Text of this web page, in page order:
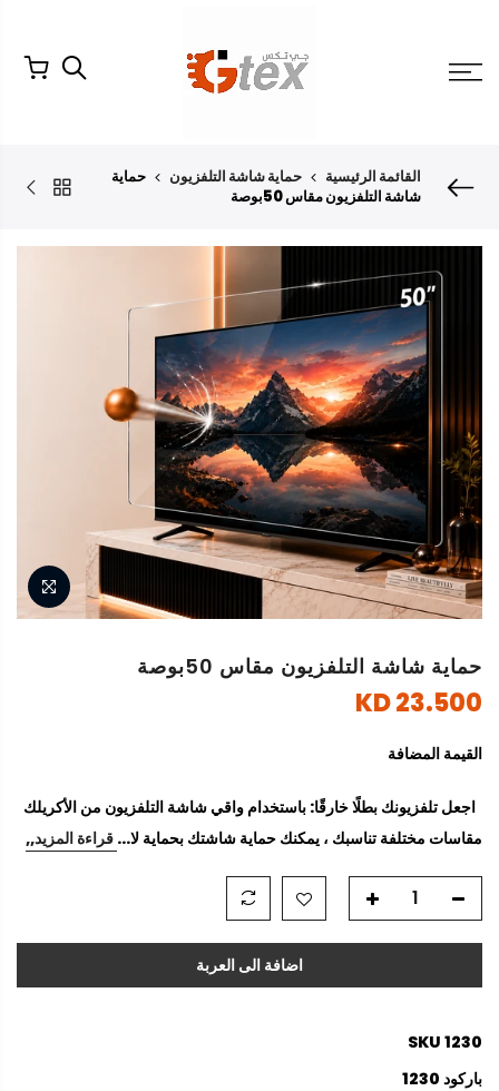
القائمة الرئيسية حماية شاشة التلفزيون
حماية
شاشة التلفزيون مقاس 50بوصة
حماية شاشة التلفزيون مقاس 50بوصة
23.500 KD
القيمة المضافة
اجعل تلفزيونك بطلًا خارقًا: باستخدام واقي شاشة التلفزيون من الأكريلك
مقاسات مختلفة تناسبك ، يمكنك حماية شاشتك بحماية لا... قراءة المزيد,,
اضافة الى العربة
SKU 1230
باركود 1230